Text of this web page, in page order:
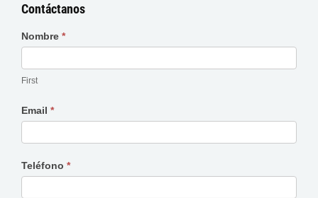
Contáctanos
Contáctanos
Nombre *
First
Email *
Teléfono *